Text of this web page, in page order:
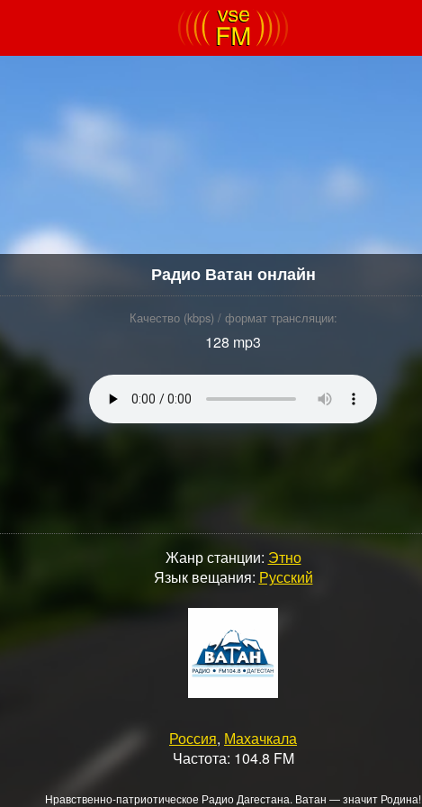
Радио Ватан онлайн
Качество (kbps) / формат трансляции:
128 mp3
Жанр станции: Этно
Язык вещания: Русский
Россия, Махачкала
Частота: 104.8 FM
Нравственно-патриотическое Радио Дагестана. Ватан — значит Родина!